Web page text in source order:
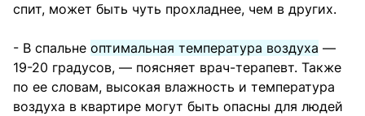
спит, может быть чуть прохладнее, чем в других.
- В спальне оптимальная температура воздуха —
19-20 градусов, — поясняет врач-терапевт. Также
по ее словам, высокая влажность и температура
воздуха в квартире могут быть опасны для людей